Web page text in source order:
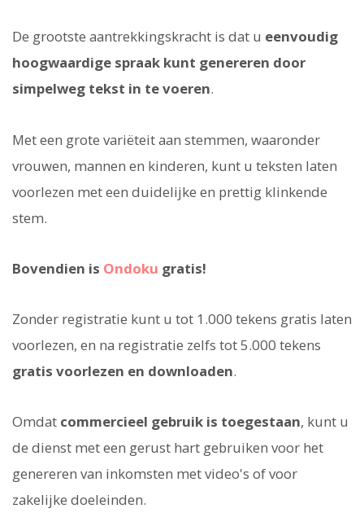
De grootste aantrekkingskracht is dat u eenvoudig
hoogwaardige spraak kunt genereren door
simpelweg tekst in te voeren.
Met een grote variëteit aan stemmen, waaronder
vrouwen, mannen en kinderen, kunt u teksten laten
voorlezen met een duidelijke en prettig klinkende
stem.
Bovendien is Ondoku gratis!
Zonder registratie kunt u tot 1.000 tekens gratis laten
voorlezen, en na registratie zelfs tot 5.000 tekens
gratis voorlezen en downloaden.
Omdat commercieel gebruik is toegestaan, kunt u
de dienst met een gerust hart gebruiken voor het
genereren van inkomsten met video's of voor
zakelijke doeleinden.